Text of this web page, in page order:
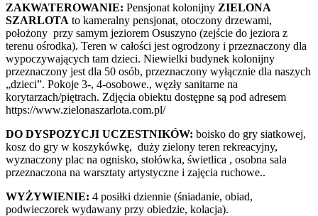
ZAKWATEROWANIE: Pensjonat kolonijny ZIELONA
SZARLOTA to kameralny pensjonat, otoczony drzewami,
położony przy samym jeziorem Osuszyno (zejście do jeziora z
terenu ośrodka). Teren w całości jest ogrodzony i przeznaczony dla
wypoczywających tam dzieci. Niewielki budynek kolonijny
przeznaczony jest dla 50 osób, przeznaczony wyłącznie dla naszych
„dzieci”. Pokoje 3-, 4-osobowe., węzły sanitarne na
korytarzach/piętrach. Zdjęcia obiektu dostępne są pod adresem
https://www.zielonaszarlota.com.pl/
DO DYSPOZYCJI UCZESTNIKÓW: boisko do gry siatkowej,
kosz do gry w koszykówkę, duży zielony teren rekreacyjny,
wyznaczony plac na ognisko, stołówka, świetlica , osobna sala
przeznaczona na warsztaty artystyczne i zajęcia ruchowe..
WYŻYWIENIE: 4 posiłki dziennie (śniadanie, obiad,
podwieczorek wydawany przy obiedzie, kolacja).